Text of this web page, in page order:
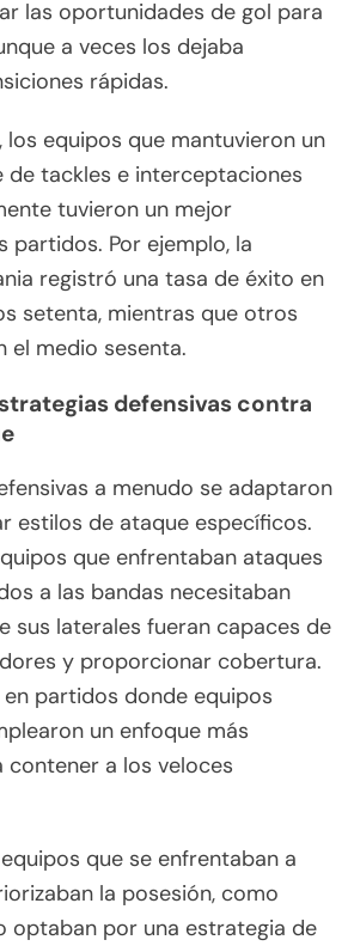
las oportunidades de gol para
a veces los dejaba
rápidas.
los equipos que mantuvieron un
de tackles e interceptaciones
tuvieron un mejor
partidos. Por ejemplo, la
registró una tasa de éxito en
setenta, mientras que otros
el medio sesenta.
defensivas contra
a menudo se adaptaron
estilos de ataque específicos.
que enfrentaban ataques
a las bandas necesitaban
sus laterales fueran capaces de
y proporcionar cobertura.
partidos donde equipos
un enfoque más
a los veloces
que se enfrentaban a
la posesión, como
optaban por una estrategia de